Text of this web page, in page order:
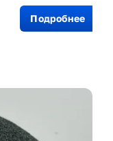
Подробнее